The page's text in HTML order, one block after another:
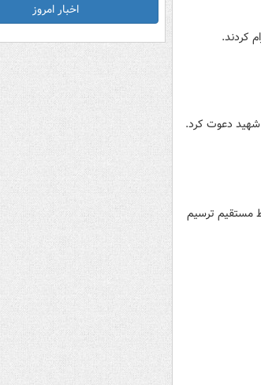
کردند.
دعوت کرد.
مستقیم ترسیم
اخبار امروز